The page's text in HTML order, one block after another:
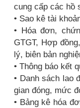
cung cấp các hồ
• Sao kê tài
• Hóa đơn,
GTGT, Hợp
lý, biên bản
• Thông báo kết
• Danh sách lao
gian đóng, mức
• Bảng kê hóa